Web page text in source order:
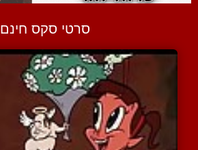
סרטי סקס חינם